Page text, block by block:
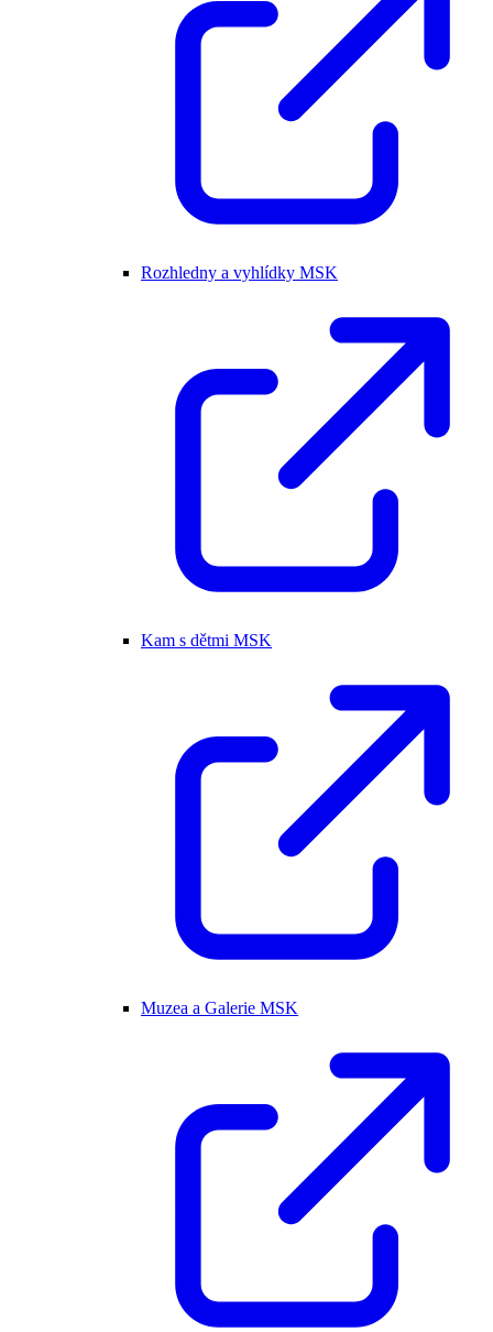
Rozhledny a vyhlídky MSK
Kam s dětmi MSK
Muzea a Galerie MSK